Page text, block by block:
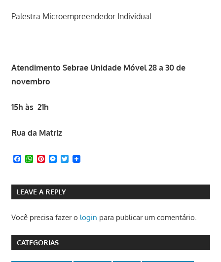
Palestra Microempreendedor Individual
Atendimento Sebrae Unidade Móvel 28 a 30 de
novembro
15h às 21h
Rua da Matriz
Facebook
WhatsApp
Pinterest
Messenger
Twitter
LEAVE A REPLY
Você precisa fazer o login para publicar um comentário.
CATEGORIAS